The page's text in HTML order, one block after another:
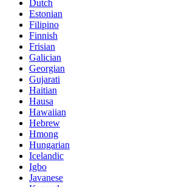
Dutch
Estonian
Filipino
Finnish
Frisian
Galician
Georgian
Gujarati
Haitian
Hausa
Hawaiian
Hebrew
Hmong
Hungarian
Icelandic
Igbo
Javanese